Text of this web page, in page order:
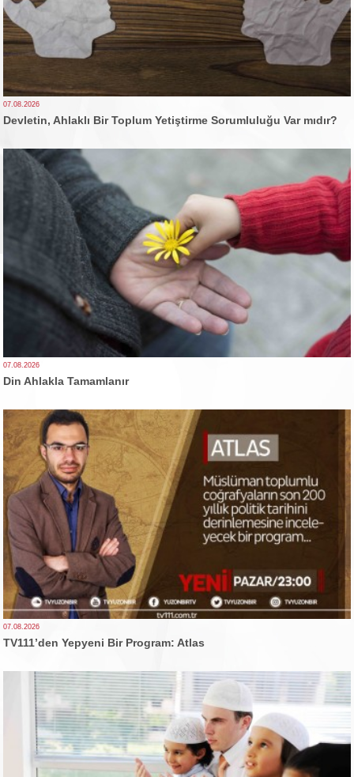
07.08.2026
Devletin, Ahlaklı Bir Toplum Yetiştirme Sorumluluğu Var mıdır?
07.08.2026
Din Ahlakla Tamamlanır
07.08.2026
TV111’den Yepyeni Bir Program: Atlas